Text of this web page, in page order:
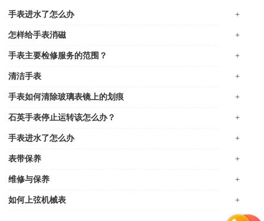
手表进水了怎么办 +
怎样给手表消磁 +
手表主要检修服务的范围？ +
清洁手表 +
手表如何清除玻璃表镜上的划痕 +
石英手表停止运转该怎么办？ +
手表进水了怎么办 +
表带保养 +
维修与保养 +
如何上弦机械表 +